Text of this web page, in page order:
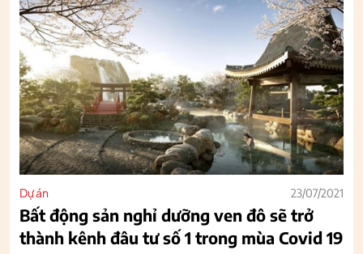
Dự án 23/07/2021
Bất động sản nghỉ dưỡng ven đô sẽ trở
thành kênh đâu tư số 1 trong mùa Covid 19